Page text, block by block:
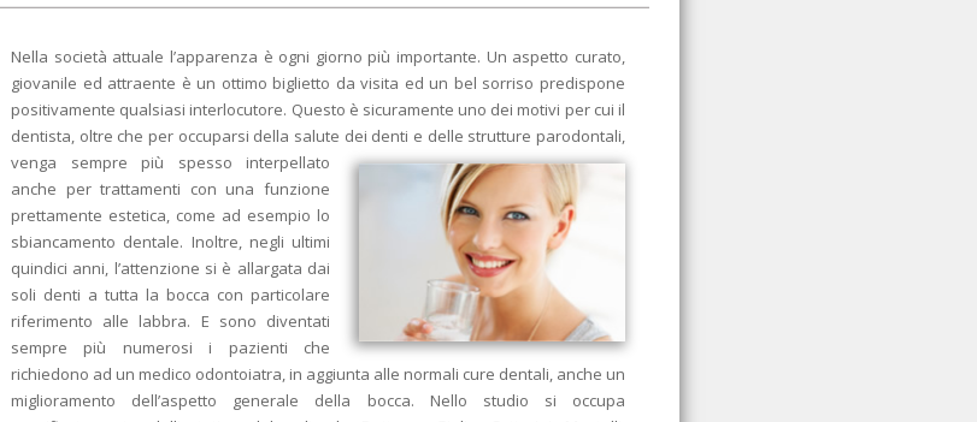
Nella società attuale l’apparenza è ogni giorno più importante. Un aspetto curato,
giovanile ed attraente è un ottimo biglietto da visita ed un bel sorriso predispone
positivamente qualsiasi interlocutore. Questo è sicuramente uno dei motivi per cui il
dentista, oltre che per occuparsi della salute dei denti e delle strutture parodontali,
venga sempre più spesso interpellato
anche per trattamenti con una funzione
prettamente estetica, come ad esempio lo
sbiancamento dentale. Inoltre, negli ultimi
quindici anni, l’attenzione si è allargata dai
soli denti a tutta la bocca con particolare
riferimento alle labbra. E sono diventati
sempre più numerosi i pazienti che
richiedono ad un medico odontoiatra, in aggiunta alle normali cure dentali, anche un
miglioramento dell’aspetto generale della bocca. Nello studio si occupa